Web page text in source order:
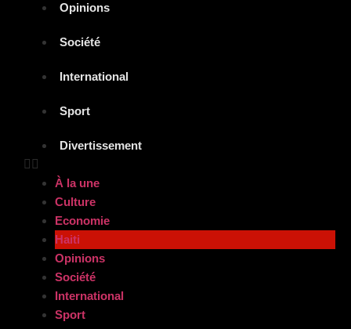
Opinions
Société
International
Sport
Divertissement
À la une
Culture
Economie
Haiti
Opinions
Société
International
Sport